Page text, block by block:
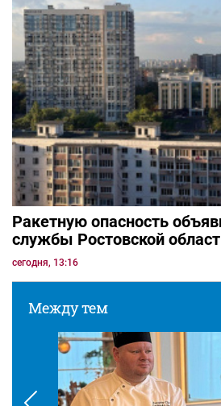
Ракетную опасность
службы Ростовской
сегодня, 13:16
Между тем